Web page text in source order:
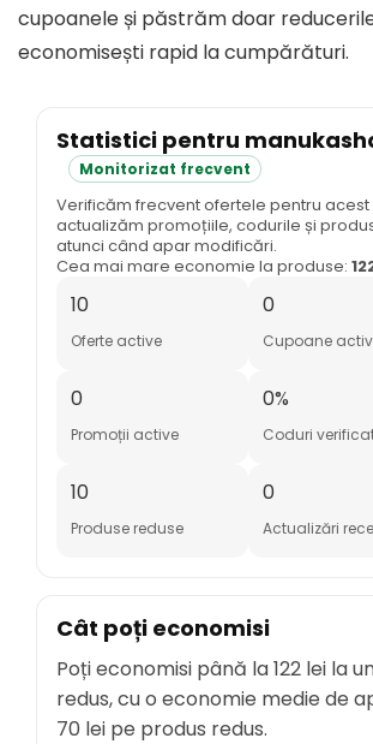
cupoanele și păstrăm doar
economisești rapid la cumpărături.
Statistici pentru
Monitorizat frecvent
Verificăm frecvent ofertele pentru acest
actualizăm promoțiile, codurile și
atunci când apar modificări.
Cea mai mare economie la produse:
10
Oferte active
0
Cupoane
0
Promoții active
0%
Coduri
10
Produse reduse
0
Actualizări
Cât poți economisi
Poți economisi până la122 lei la
redus, cu o economie medie de
70 lei pe produs redus.